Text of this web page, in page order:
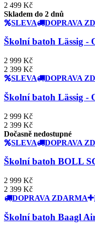
2 499 Kč
Skladem do 2 dnů
SLEVA
DOPRAVA
Školní batoh Lässig -
2 999 Kč
2 399 Kč
SLEVA
DOPRAVA
Školní batoh Lässig -
2 999 Kč
2 399 Kč
Dočasně nedostupné
SLEVA
DOPRAVA
Školní batoh BOLL
2 999 Kč
2 399 Kč
DOPRAVA ZDARMA
Školní batoh Baagl